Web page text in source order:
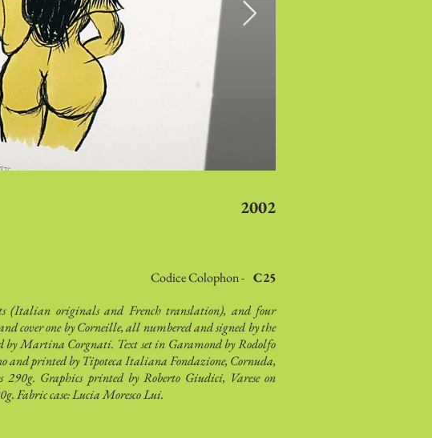
2002
C25
Codice Colophon -
(Italian originals and French translation), and four
cover one by Corneille, all numbered and signed by the
by Martina Corgnati. Text set in Garamond by Rodolfo
and printed by Tipoteca Italiana Fondazione, Cornuda,
290g. Graphics printed by Roberto Giudici, Varese on
Fabric case: Lucia Moresco Lui.